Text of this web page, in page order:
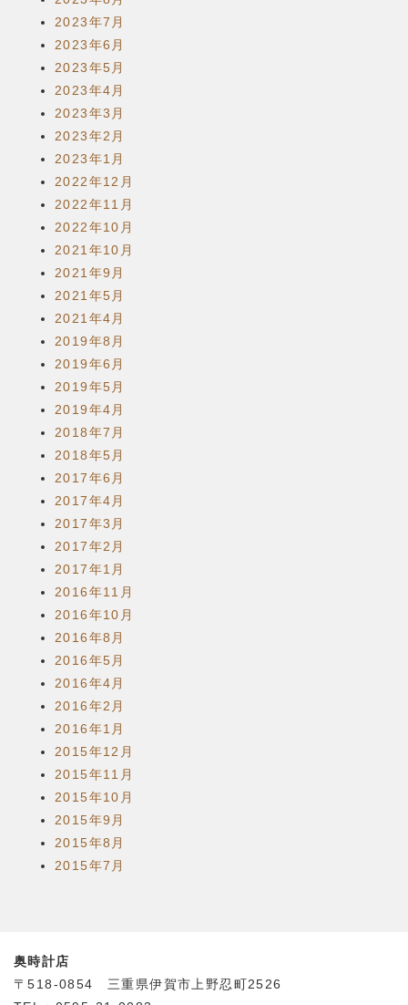
2023年7月
2023年6月
2023年5月
2023年4月
2023年3月
2023年2月
2023年1月
2022年12月
2022年11月
2022年10月
2021年10月
2021年9月
2021年5月
2021年4月
2019年8月
2019年6月
2019年5月
2019年4月
2018年7月
2018年5月
2017年6月
2017年4月
2017年3月
2017年2月
2017年1月
2016年11月
2016年10月
2016年8月
2016年5月
2016年4月
2016年2月
2016年1月
2015年12月
2015年11月
2015年10月
2015年9月
2015年8月
2015年7月
奥時計店
〒518-0854 三重県伊賀市上野忍町2526